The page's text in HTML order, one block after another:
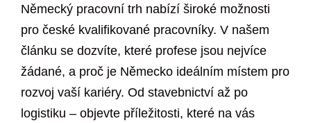
Německý pracovní trh nabízí široké možnosti
pro české kvalifikované pracovníky. V našem
článku se dozvíte, které profese jsou nejvíce
žádané, a proč je Německo ideálním místem pro
rozvoj vaší kariéry. Od stavebnictví až po
logistiku – objevte příležitosti, které na vás